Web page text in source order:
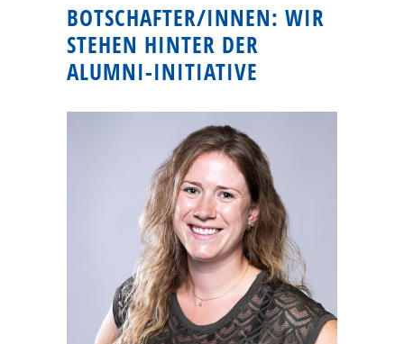
BOTSCHAFTER/INNEN: WIR
STEHEN HINTER DER
ALUMNI-INITIATIVE